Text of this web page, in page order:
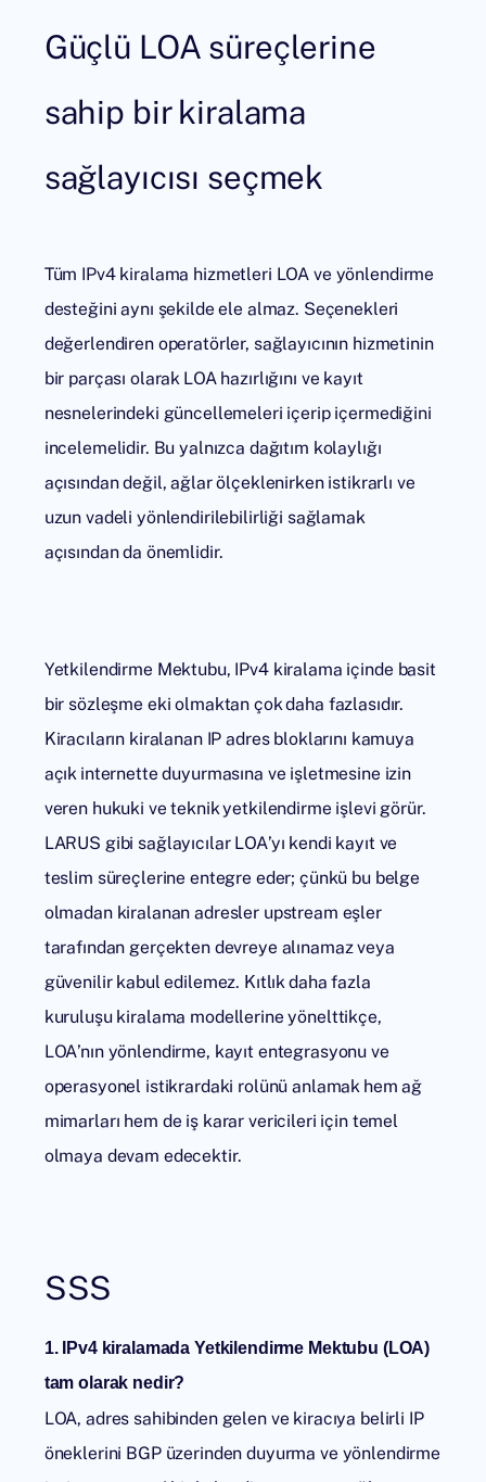
Güçlü LOA süreçlerine
sahip bir kiralama
sağlayıcısı seçmek
Tüm IPv4 kiralama hizmetleri LOA ve yönlendirme
desteğini aynı şekilde ele almaz. Seçenekleri
değerlendiren operatörler, sağlayıcının hizmetinin
bir parçası olarak LOA hazırlığını ve kayıt
nesnelerindeki güncellemeleri içerip içermediğini
incelemelidir. Bu yalnızca dağıtım kolaylığı
açısından değil, ağlar ölçeklenirken istikrarlı ve
uzun vadeli yönlendirilebilirliği sağlamak
açısından da önemlidir.
Yetkilendirme Mektubu, IPv4 kiralama içinde basit
bir sözleşme eki olmaktan çok daha fazlasıdır.
Kiracıların kiralanan IP adres bloklarını kamuya
açık internette duyurmasına ve işletmesine izin
veren hukuki ve teknik yetkilendirme işlevi görür.
LARUS gibi sağlayıcılar LOA’yı kendi kayıt ve
teslim süreçlerine entegre eder; çünkü bu belge
olmadan kiralanan adresler upstream eşler
tarafından gerçekten devreye alınamaz veya
güvenilir kabul edilemez. Kıtlık daha fazla
kuruluşu kiralama modellerine yönelttikçe,
LOA’nın yönlendirme, kayıt entegrasyonu ve
operasyonel istikrardaki rolünü anlamak hem ağ
mimarları hem de iş karar vericileri için temel
olmaya devam edecektir.
SSS
1. IPv4 kiralamada Yetkilendirme Mektubu (LOA)
tam olarak nedir?
LOA, adres sahibinden gelen ve kiracıya belirli IP
öneklerini BGP üzerinden duyurma ve yönlendirme